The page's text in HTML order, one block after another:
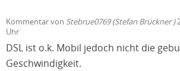
Kommentar von Stebrue0769 (Stefan Brückner )
Uhr
DSL ist o.k. Mobil jedoch nicht die
Geschwindigkeit.